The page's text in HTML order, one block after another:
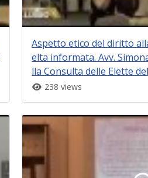
Aspetto etico del diritto
elta informata. Avv.
lla Consulta delle Elette
238 views